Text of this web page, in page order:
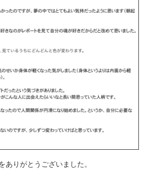
ありがとうございました。